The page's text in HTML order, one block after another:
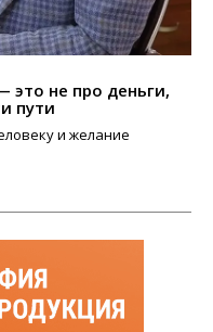
это не про деньги,
пути
и желание